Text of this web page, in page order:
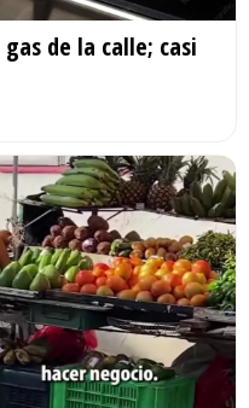
de la calle; casi